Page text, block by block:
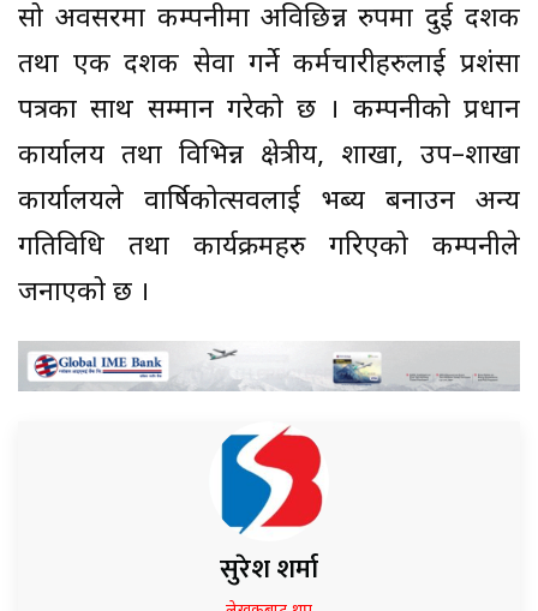
सो अवसरमा कम्पनीमा अविछिन्न रुपमा दुई दशक
तथा एक दशक सेवा गर्ने कर्मचारीहरुलाई प्रशंसा
पत्रका साथ सम्मान गरेको छ । कम्पनीको प्रधान
कार्यालय तथा विभिन्न क्षेत्रीय, शाखा, उप–शाखा
कार्यालयले वार्षिकोत्सवलाई भब्य बनाउन अन्य
गतिविधि तथा कार्यक्रमहरु गरिएको कम्पनीले
जनाएको छ ।
सुरेश शर्मा